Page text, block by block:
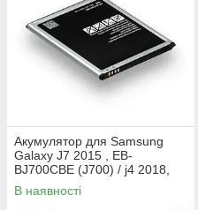
Акумулятор для Samsung
Galaxy J7 2015 , EB-
BJ700CBE (J700) / j4 2018,
3000 mAh Original PRC
В наявності